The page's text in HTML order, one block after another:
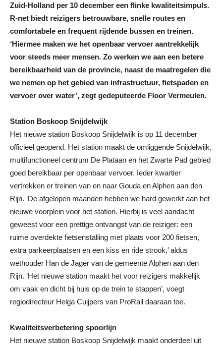
Zuid-Holland per 10 december een flinke kwaliteitsimpuls.
R-net biedt reizigers betrouwbare, snelle routes en
comfortabele en frequent rijdende bussen en treinen.
‘Hiermee maken we het openbaar vervoer aantrekkelijk
voor steeds meer mensen. Zo werken we aan een betere
bereikbaarheid van de provincie, naast de maatregelen die
we nemen op het gebied van infrastructuur, fietspaden en
vervoer over water’, zegt gedeputeerde Floor Vermeulen.
Station Boskoop Snijdelwijk
Het nieuwe station Boskoop Snijdelwijk is op 11 december
officieel geopend. Het station maakt de omliggende Snijdelwijk,
multifunctioneel centrum De Plataan en het Zwarte Pad gebied
goed bereikbaar per openbaar vervoer. Ieder kwartier
vertrekken er treinen van en naar Gouda en Alphen aan den
Rijn. ‘De afgelopen maanden hebben we hard gewerkt aan het
nieuwe voorplein voor het station. Hierbij is veel aandacht
geweest voor een prettige ontvangst van de reiziger: een
ruime overdekte fietsenstalling met plaats voor 200 fietsen,
extra parkeerplaatsen en een kiss en ride strook,’ aldus
wethouder Han de Jager van de gemeente Alphen aan den
Rijn. ‘Het nieuwe station maakt het voor reizigers makkelijk
om vaak en dicht bij huis op de trein te stappen’, voegt
regiodirecteur Helga Cuijpers van ProRail daaraan toe.
Kwaliteitsverbetering spoorlijn
Het nieuwe station Boskoop Snijdelwijk maakt onderdeel uit